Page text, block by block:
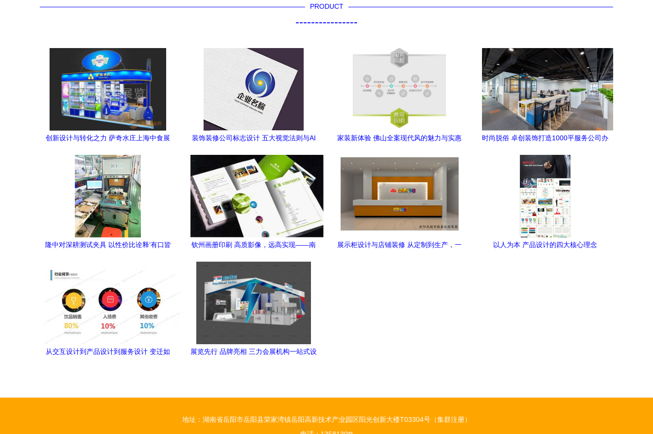
PRODUCT
----------------
创新设计与转化之力 萨奇水庄上海中食展
装饰装修公司标志设计 五大视觉法则与AI
家装新体验 佛山全案现代风的魅力与实惠
时尚脱俗 卓创装饰打造1000平服务公司办
隆中对深耕测试夹具 以性价比诠释‘有口皆
钦州画册印刷 高质影像，远高实现——南
展示柜设计与店铺装修 从定制到生产，一
以人为本 产品设计的四大核心理念
从交互设计到产品设计到服务设计 变迁如
展览先行 品牌亮相 三力会展机构一站式设
地址：湖南省岳阳市岳阳县荣家湾镇岳阳高新技术产业园区阳光创新大楼T03304号（集群注册）